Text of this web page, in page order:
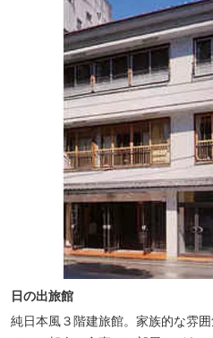
日の出旅館
純日本風３階建旅館。家族的な雰